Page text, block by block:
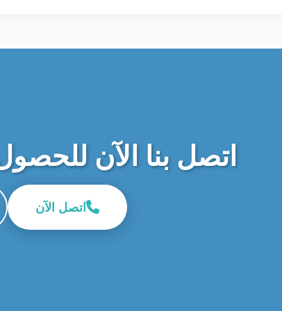
اتصل بنا الآن
اتصل الآن